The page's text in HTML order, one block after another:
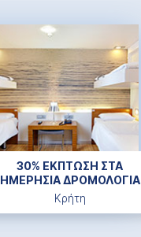
30% ΕΚΠΤΩΣΗ ΣΤΑ
ΗΜΕΡΗΣΙΑ ΔΡΟΜΟΛΟΓΙΑ
Κρήτη